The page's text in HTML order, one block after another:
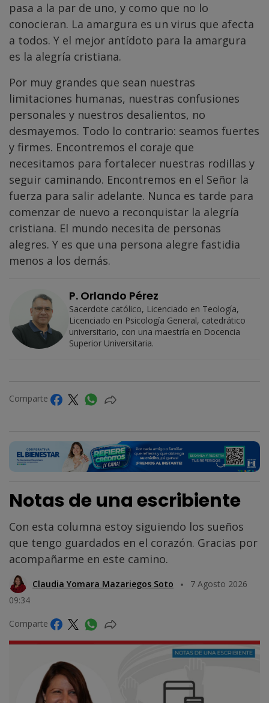
pasa a la par de uno, y como que no lo
conocieran. La amargura es un virus que afecta
a todos. Y el mejor antídoto para la amargura
es la alegría cristiana.
Por muy grandes que sean nuestras
limitaciones humanas, nuestras confusiones
personales y nuestros desalientos, no
desmayemos. Todo lo contrario: seamos fuertes
y firmes. Encontremos el coraje que
necesitamos para fortalecer nuestras rodillas y
seguir caminando. Encontremos en el Señor la
fuerza para salir adelante. Nunca es tarde para
comenzar de nuevo a reconquistar la alegría
cristiana. El mundo necesita de personas
alegres. Y es que una persona alegre fastidia
menos a los demás.
P. Orlando Pérez
Sacerdote católico, Licenciado en Teología,
Licenciado en Psicología General, catedrático
universitario, con una maestría en Docencia
Superior Universitaria.
Comparte
Notas de una escribiente
Con esta columna estoy siguiendo los sueños
que tengo guardados en el corazón. Gracias por
acompañarme en este camino.
Claudia Yomara Mazariegos Soto
7 Agosto 2026
09:34
Comparte